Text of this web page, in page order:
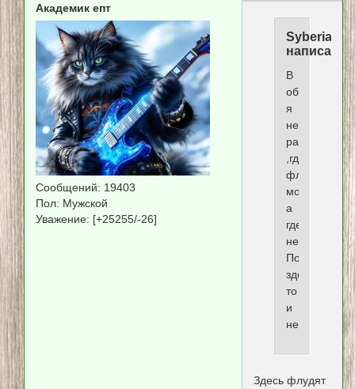
Академик епт
Сообщений: 19403
Пол: Мужской
Уважение: [+25255/-26]
Syberia
В
общем,
я
не
разобралась
,где
флудить
можно,
а
где
нельзя.
Похоже,
здесь
то
и
нельзя(((
Здесь флудят